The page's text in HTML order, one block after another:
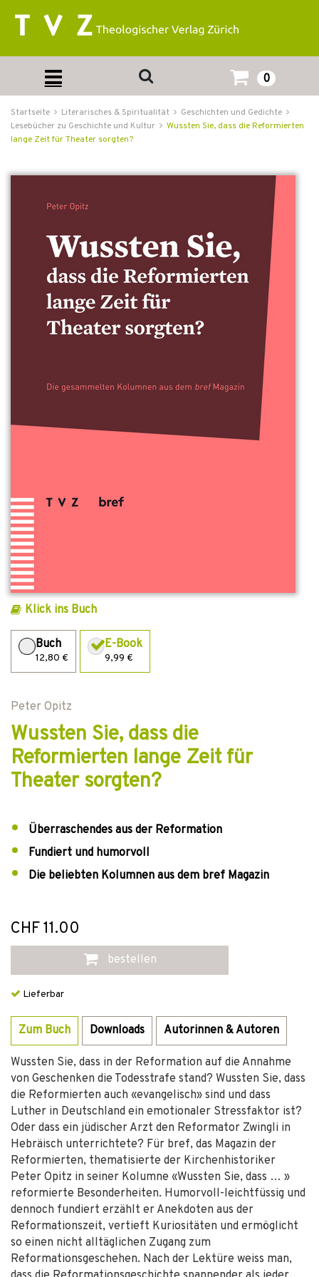
0
Startseite Literarisches & Spiritualität
Geschichten und Gedichte
Lesebücher zu Geschichte und Kultur
Wussten Sie, dass die Reformierten
lange Zeit für Theater sorgten?
Klick ins Buch
Buch
12,80 €
E-Book
9,99 €
Peter Opitz
Wussten Sie, dass die
Reformierten lange Zeit für
Theater sorgten?
Überraschendes aus der Reformation
Fundiert und humorvoll
Die beliebten Kolumnen aus dem bref Magazin
CHF 11.00
bestellen
Lieferbar
Zum Buch Downloads Autorinnen & Autoren
Wussten Sie, dass in der Reformation auf die Annahme
von Geschenken die Todesstrafe stand? Wussten Sie, dass
die Reformierten auch «evangelisch» sind und dass
Luther in Deutschland ein emotionaler Stressfaktor ist?
Oder dass ein jüdischer Arzt den Reformator Zwingli in
Hebräisch unterrichtete? Für bref, das Magazin der
Reformierten, thematisierte der Kirchenhistoriker
Peter Opitz in seiner Kolumne «Wussten Sie, dass … »
reformierte Besonderheiten. Humorvoll-leichtfüssig und
dennoch fundiert erzählt er Anekdoten aus der
Reformationszeit, vertieft Kuriositäten und ermöglicht
so einen nicht alltäglichen Zugang zum
Reformationsgeschehen. Nach der Lektüre weiss man,